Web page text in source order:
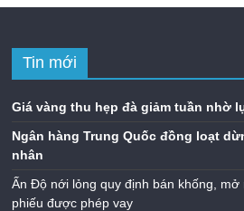
Tin mới
Giá vàng thu hẹp đà giảm tuần nhờ
Ngân hàng Trung Quốc đồng loạt
nhân
Ấn Độ nới lỏng quy định bán khống, mở
phiếu được phép vay